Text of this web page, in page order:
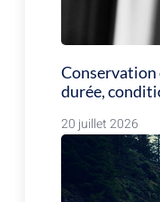
Conservation
durée,
20 juillet 2026